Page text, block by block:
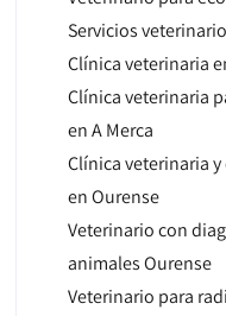
Servicios
Clínica veterinaria
Clínica veterinaria
en A Merca
Clínica veterinaria
en Ourense
Veterinario con
animales Ourense
Veterinario para